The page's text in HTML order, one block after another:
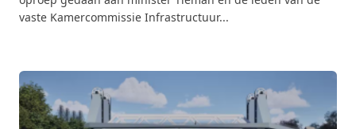
vaste Kamercommissie Infrastructuur...